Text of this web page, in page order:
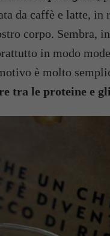
da caffè e latte, in
corpo. Sembra,
in modo
è molto
tra le proteine e